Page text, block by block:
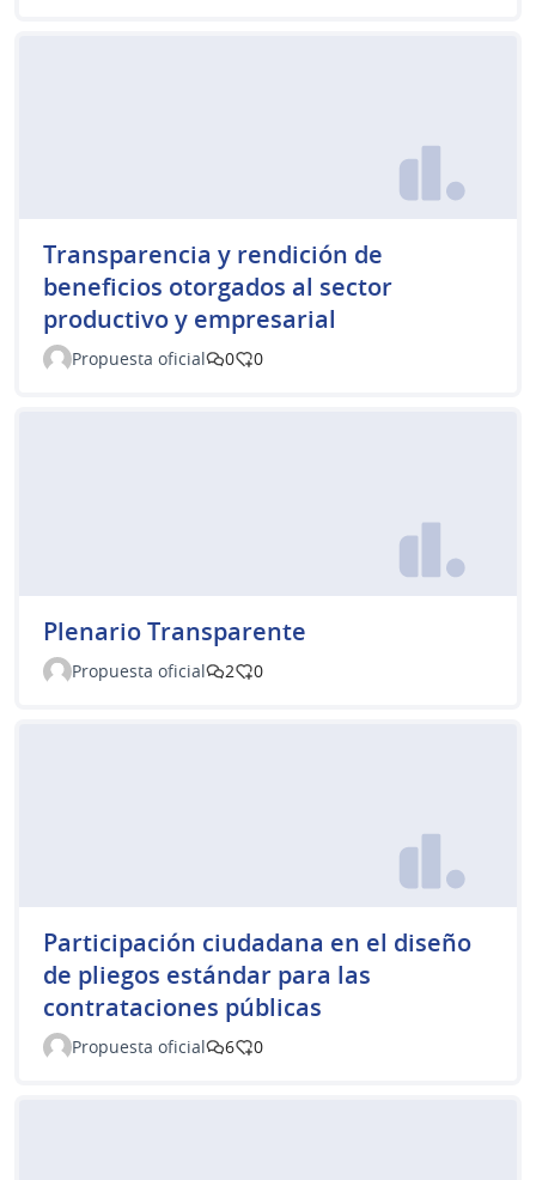
Transparencia y rendición de
beneficios otorgados al sector
productivo y empresarial
Propuesta oficial 0 0
Plenario Transparente
Propuesta oficial 2 0
Participación ciudadana en el diseño
de pliegos estándar para las
contrataciones públicas
Propuesta oficial 6 0